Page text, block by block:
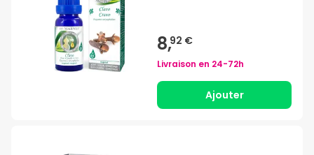
8,92 €
Livraison en 24-72h
Ajouter